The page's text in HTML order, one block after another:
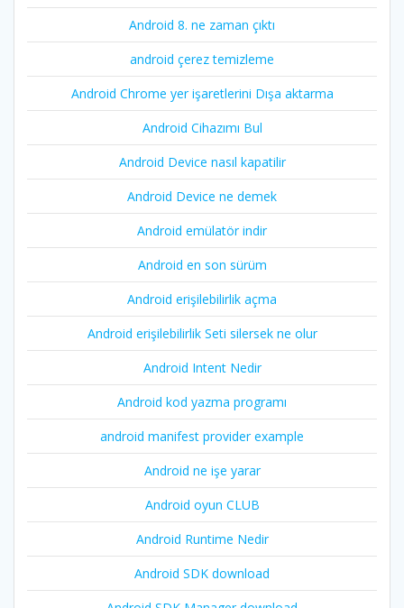
Android 8. ne zaman çıktı
android çerez temizleme
Android Chrome yer işaretlerini Dışa aktarma
Android Cihazımı Bul
Android Device nasıl kapatilir
Android Device ne demek
Android emülatör indir
Android en son sürüm
Android erişilebilirlik açma
Android erişilebilirlik Seti silersek ne olur
Android Intent Nedir
Android kod yazma programı
android manifest provider example
Android ne işe yarar
Android oyun CLUB
Android Runtime Nedir
Android SDK download